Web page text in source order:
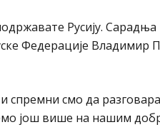
Русију. Сарадња
Федерације Владимир
и спремни смо да
још више на нашим